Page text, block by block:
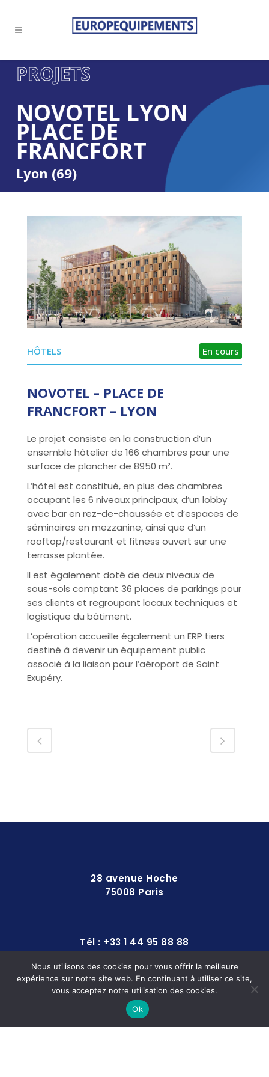
PROJETS
NOVOTEL LYON
PLACE DE
FRANCFORT
Lyon (69)
HÔTELS En cours
NOVOTEL – PLACE DE
FRANCFORT – LYON
Le projet consiste en la construction d’un
ensemble hôtelier de 166 chambres pour une
surface de plancher de 8950 m².
L’hôtel est constitué, en plus des chambres
occupant les 6 niveaux principaux, d’un lobby
avec bar en rez-de-chaussée et d’espaces de
séminaires en mezzanine, ainsi que d’un
rooftop/restaurant et fitness ouvert sur une
terrasse plantée.
Il est également doté de deux niveaux de
sous-sols comptant 36 places de parkings pour
ses clients et regroupant locaux techniques et
logistique du bâtiment.
L’opération accueille également un ERP tiers
destiné à devenir un équipement public
associé à la liaison pour l’aéroport de Saint
Exupéry.
28 avenue Hoche
75008 Paris
Tél : +33 1 44 95 88 88
contact@europequipements.com
Nous utilisons des cookies pour vous offrir la meilleure
expérience sur notre site web. En continuant à utiliser ce site,
vous acceptez notre utilisation des cookies.
Ok